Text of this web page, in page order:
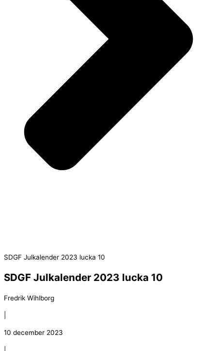
SDGF Julkalender 2023 lucka 10
SDGF Julkalender 2023 lucka 10
Fredrik Wihlborg
10 december 2023